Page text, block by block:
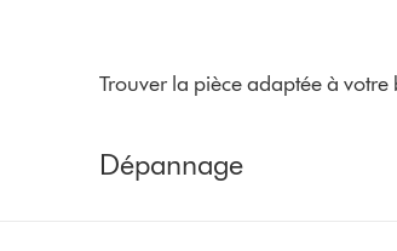
Trouver la pièce adaptée à
Dépannage